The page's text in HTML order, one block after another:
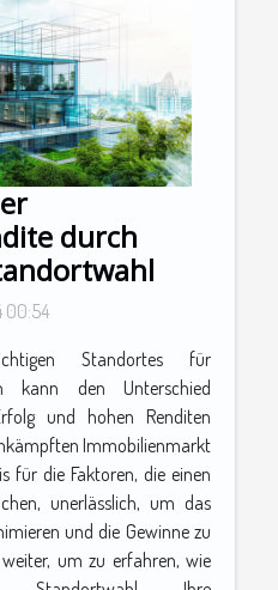
durch
00:54
Standortes für
kann den Unterschied
und hohen Renditen
Immobilienmarkt
für die Faktoren, die einen
unerlässlich, um das
und die Gewinne zu
um zu erfahren, wie